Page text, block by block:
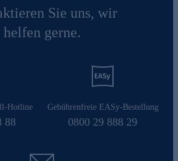
Sie uns, wir
helfen gerne.
Hotline
88
Gebührenfreie EASy-Bestellung
0800 29 888 29